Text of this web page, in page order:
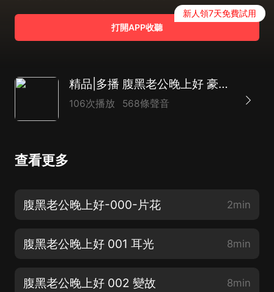
打開APP收聽
新人領7天免費試用
精品|多播 腹黑老公晚上好 豪門|霸總|甜寵|家族恩怨劇
106次播放 568條聲音
查看更多
腹黑老公晚上好-000-片花 2min
腹黑老公晚上好 001 耳光 8min
腹黑老公晚上好 002 變故 8min